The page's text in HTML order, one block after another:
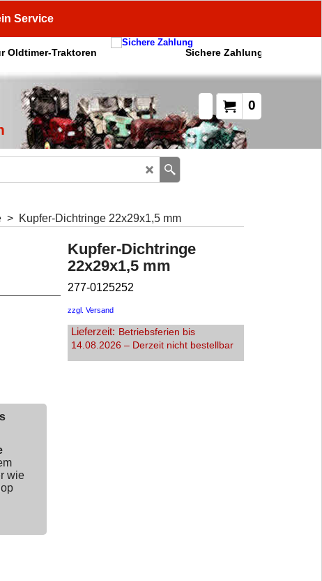
Service
Oldtimer-Traktoren Sichere Zahlung
0
> Kupfer-Dichtringe 22x29x1,5 mm
Kupfer-Dichtringe
22x29x1,5 mm
277-0125252
zzgl. Versand
Lieferzeit: Betriebsferien bis
14.08.2026 – Derzeit nicht bestellbar
wie